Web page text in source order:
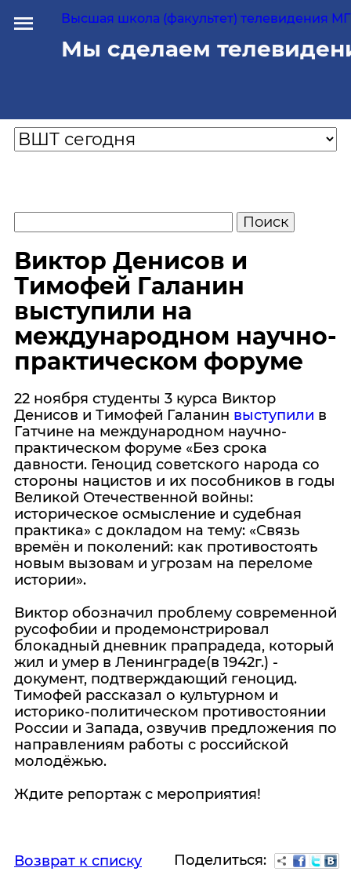
Высшая школа (факультет) телевидения
Мы сделаем
Виктор Денисов и
Тимофей Галанин
выступили на
международном научно-
практическом форуме
22 ноября студенты 3 курса Виктор
Денисов и Тимофей Галанин выступили в
Гатчине на международном научно-
практическом форуме «Без срока
давности. Геноцид советского народа со
стороны нацистов и их пособников в годы
Великой Отечественной войны:
историческое осмысление и судебная
практика» с докладом на тему: «Связь
времён и поколений: как противостоять
новым вызовам и угрозам на переломе
истории».
Виктор обозначил проблему современной
русофобии и продемонстрировал
блокадный дневник прапрадеда, который
жил и умер в Ленинграде(в 1942г.) -
документ, подтверждающий геноцид.
Тимофей рассказал о культурном и
историко-политическом противостоянии
России и Запада, озвучив предложения по
направлениям работы с российской
молодёжью.
Ждите репортаж с мероприятия!
Возврат к списку Поделиться: